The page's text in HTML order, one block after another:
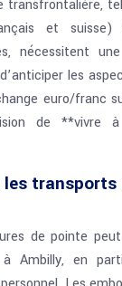
transfrontalière,
et suisse)
nécessitent
les
euro/franc
de **vivre
transports
de pointe
à Ambilly, en